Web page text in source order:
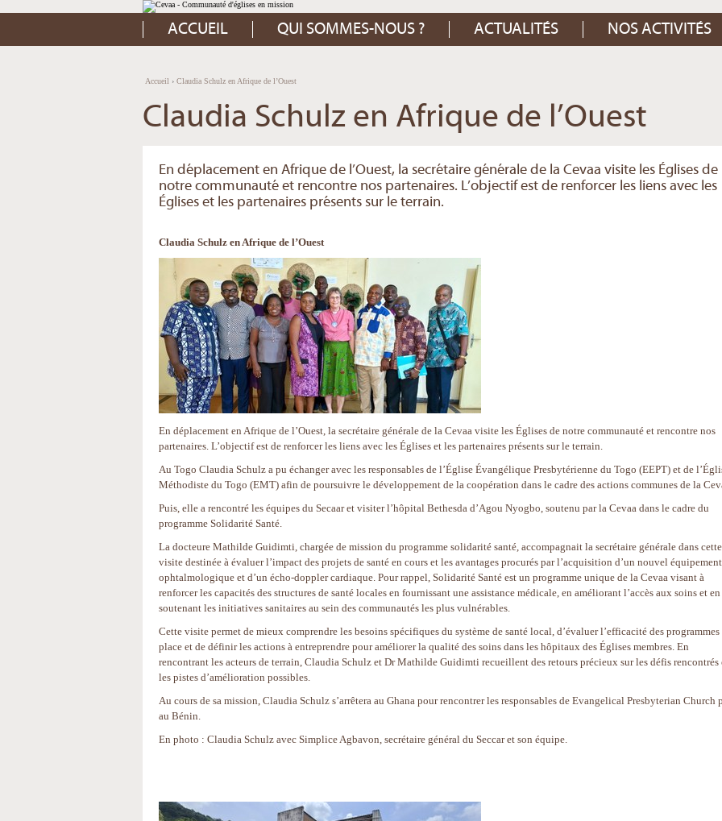
Aller
au
contenu.
Aller
à
Outils
personnels
ACCUEIL QUI SOMMES-NOUS ? ACTUALITÉS NOS ACTIVITÉS
Accueil › Claudia Schulz en Afrique de l’Ouest
Claudia Schulz en Afrique de l’Ouest
En déplacement en Afrique de l’Ouest, la secrétaire générale de la Cevaa visite les Églises de
notre communauté et rencontre nos partenaires. L’objectif est de renforcer les liens avec les
Églises et les partenaires présents sur le terrain.
Claudia Schulz en Afrique de l’Ouest
En déplacement en Afrique de l’Ouest, la secrétaire générale de la Cevaa visite les Églises de notre communauté et rencontre nos
partenaires. L’objectif est de renforcer les liens avec les Églises et les partenaires présents sur le terrain.
Au Togo Claudia Schulz a pu échanger avec les responsables de l’Église Évangélique Presbytérienne du Togo (EEPT) et de
Méthodiste du Togo (EMT) afin de poursuivre le développement de la coopération dans le cadre des actions communes de la
Puis, elle a rencontré les équipes du Secaar et visiter l’hôpital Bethesda d’Agou Nyogbo, soutenu par la Cevaa dans le cadre du
programme Solidarité Santé.
La docteure Mathilde Guidimti, chargée de mission du programme solidarité santé, accompagnait la secrétaire générale dans cette
visite destinée à évaluer l’impact des projets de santé en cours et les avantages procurés par l’acquisition d’un nouvel équipement
ophtalmologique et d’un écho-doppler cardiaque. Pour rappel, Solidarité Santé est un programme unique de la Cevaa visant à
renforcer les capacités des structures de santé locales en fournissant une assistance médicale, en améliorant l’accès aux soins et en
soutenant les initiatives sanitaires au sein des communautés les plus vulnérables.
Cette visite permet de mieux comprendre les besoins spécifiques du système de santé local, d’évaluer l’efficacité des programmes
place et de définir les actions à entreprendre pour améliorer la qualité des soins dans les hôpitaux des Églises membres. En
rencontrant les acteurs de terrain, Claudia Schulz et Dr Mathilde Guidimti recueillent des retours précieux sur les défis rencontrés
les pistes d’amélioration possibles.
Au cours de sa mission, Claudia Schulz s’arrêtera au Ghana pour rencontrer les responsables de Evangelical Presbyterian Church
au Bénin.
En photo : Claudia Schulz avec Simplice Agbavon, secrétaire général du Seccar et son équipe.